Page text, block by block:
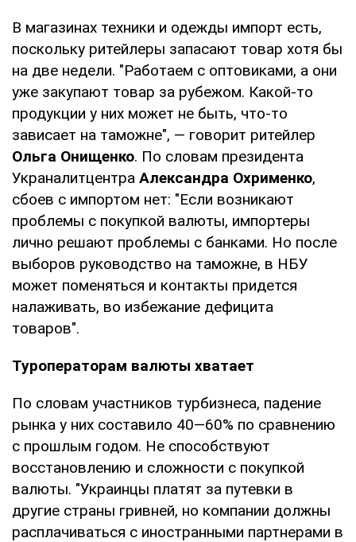
В магазинах техники и одежды импорт есть,
поскольку ритейлеры запасают товар хотя бы
на две недели. "Работаем с оптовиками, а они
уже закупают товар за рубежом. Какой-то
продукции у них может не быть, что-то
зависает на таможне", — говорит ритейлер
Ольга Онищенко. По словам президента
Украналитцентра Александра Охрименко,
сбоев с импортом нет: "Если возникают
проблемы с покупкой валюты, импортеры
лично решают проблемы с банками. Но после
выборов руководство на таможне, в НБУ
может поменяться и контакты придется
налаживать, во избежание дефицита
товаров".
Туроператорам валюты хватает
По словам участников турбизнеса, падение
рынка у них составило 40—60% по сравнению
с прошлым годом. Не способствуют
восстановлению и сложности с покупкой
валюты. "Украинцы платят за путевки в
другие страны гривней, но компании должны
расплачиваться с иностранными партнерами в